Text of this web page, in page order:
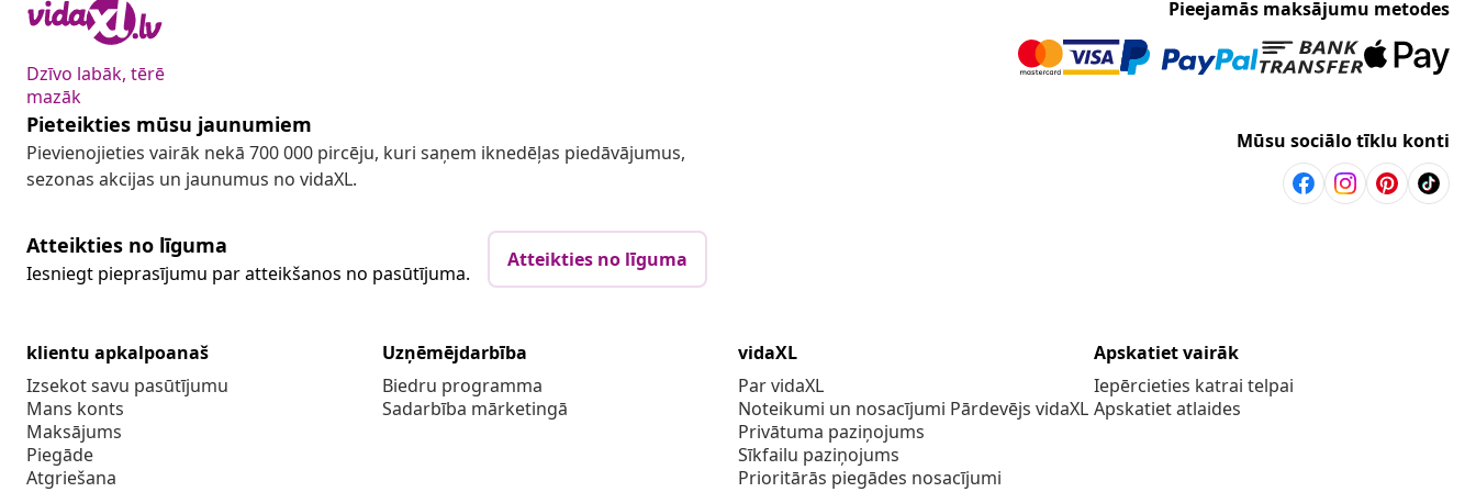
Dzīvo labāk, tērē
mazāk
Pieejamās maksājumu metodes
Pieteikties mūsu jaunumiem
Pievienojieties vairāk nekā 700 000 pircēju, kuri saņem iknedēļas piedāvājumus,
sezonas akcijas un jaunumus no vidaXL.
Mūsu sociālo tīklu konti
Atteikties no līguma
Iesniegt pieprasījumu par atteikšanos no pasūtījuma.
Atteikties no līguma
klientu apkalpoanaš
Izsekot savu pasūtījumu
Mans konts
Maksājums
Piegāde
Atgriešana
Uzņēmējdarbība
Biedru programma
Sadarbība mārketingā
vidaXL
Par vidaXL
Noteikumi un nosacījumi Pārdevējs vidaXL
Privātuma paziņojums
Sīkfailu paziņojums
Prioritārās piegādes nosacījumi
Apskatiet vairāk
Iepērcieties katrai telpai
Apskatiet atlaides